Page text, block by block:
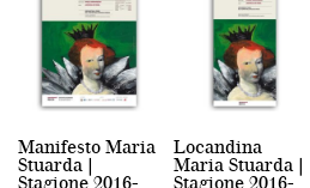
Manifesto Maria
Stuarda |
Stagione 2016-
Locandina
Maria Stuarda |
Stagione 2016-